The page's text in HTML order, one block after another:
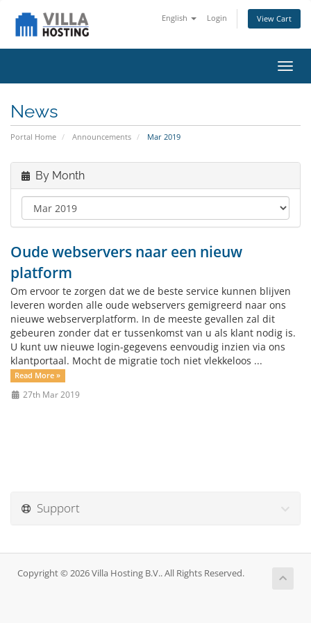
English Login View Cart
News
Portal Home Announcements Mar 2019
By Month
Oude webservers naar een nieuw
platform
Om ervoor te zorgen dat we de beste service kunnen blijven
leveren worden alle oude webservers gemigreerd naar ons
nieuwe webserverplatform. In de meeste gevallen zal dit
gebeuren zonder dat er tussenkomst van u als klant nodig is.
U kunt uw nieuwe login-gegevens eenvoudig inzien via ons
klantportaal. Mocht de migratie toch niet vlekkeloos ...
Read More »
27th Mar 2019
Support
Copyright © 2026 Villa Hosting B.V.. All Rights Reserved.